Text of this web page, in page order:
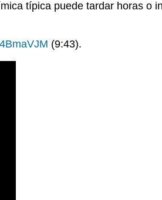
típica puede tardar horas o
(9:43).